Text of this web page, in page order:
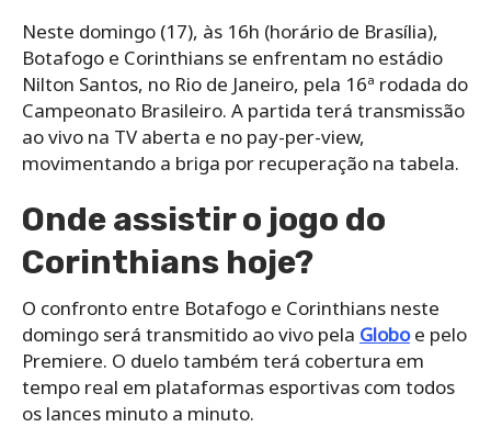
Neste domingo (17), às 16h (horário de Brasília),
Botafogo e Corinthians se enfrentam no estádio
Nilton Santos, no Rio de Janeiro, pela 16ª rodada do
Campeonato Brasileiro. A partida terá transmissão
ao vivo na TV aberta e no pay-per-view,
movimentando a briga por recuperação na tabela.
Onde assistir o jogo do
Corinthians hoje?
O confronto entre Botafogo e Corinthians neste
domingo será transmitido ao vivo pela Globoe pelo
Premiere. O duelo também terá cobertura em
tempo real em plataformas esportivas com todos
os lances minuto a minuto.